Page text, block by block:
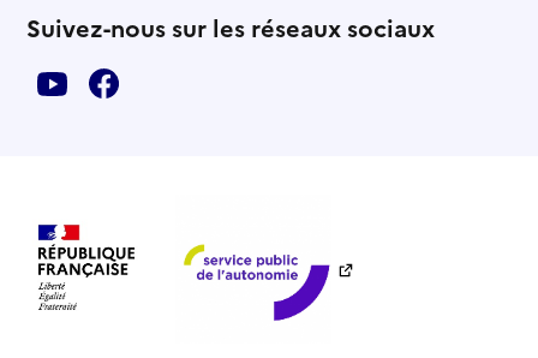
Suivez-nous sur les réseaux sociaux